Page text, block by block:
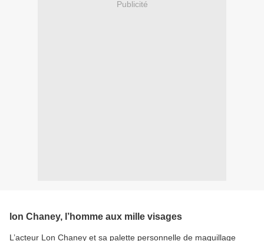
Publicité
lon Chaney, l’homme aux mille visages
L’acteur Lon Chaney et sa palette personnelle de maquillage